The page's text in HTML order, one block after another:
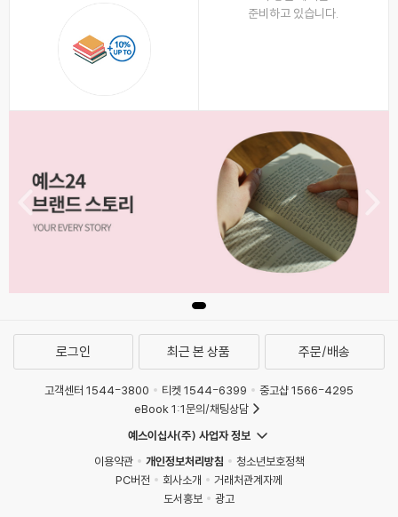
준비하고 있습니다.
로그인 최근 본 상품 주문/배송
고객센터 1544-3800 티켓 1544-6399
중고샵 1566-4295
eBook 1:1문의/채팅상담
예스이십사(주) 사업자 정보
이용약관
개인정보처리방침
청소년보호정책
PC버전
회사소개
거래처관계자께
도서홍보
광고